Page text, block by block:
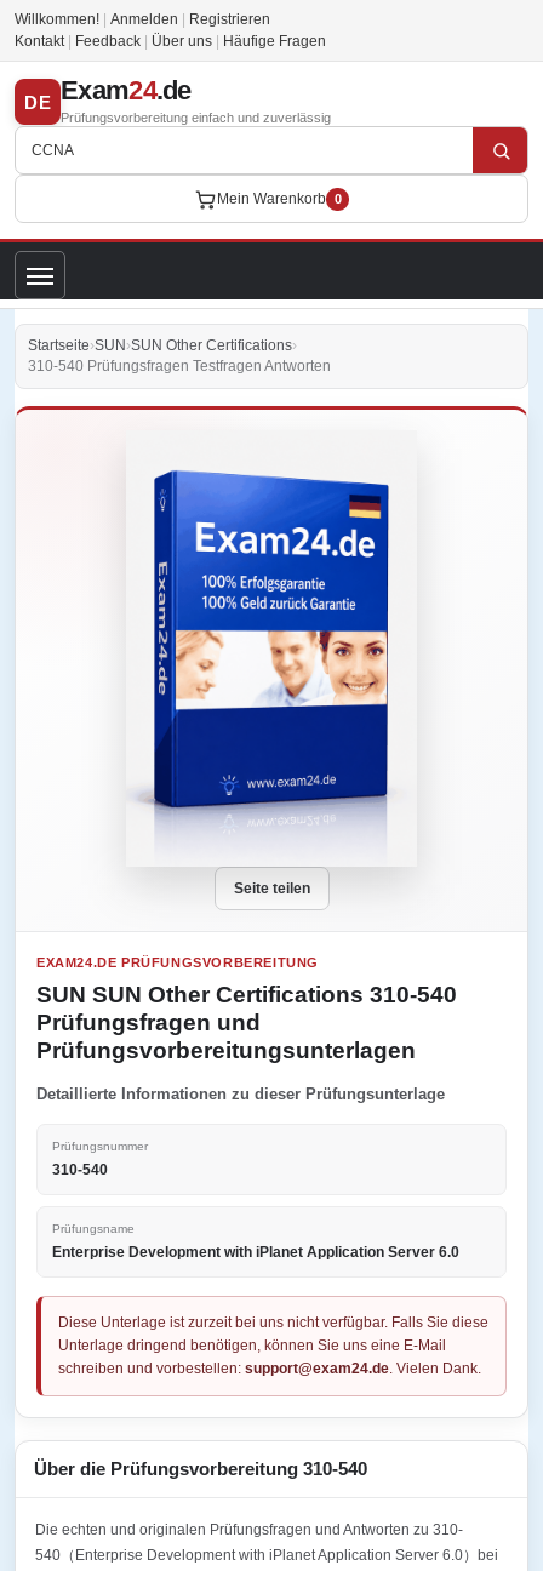
Willkommen! Anmelden
Registrieren
Kontakt
Feedback Über uns Häufige Fragen
DE Exam24.de
Prüfungsvorbereitung einfach und zuverlässig
Mein Warenkorb 0
Startseite›SUN ›SUN Other Certifications›
310-540 Prüfungsfragen Testfragen Antworten
Seite teilen
EXAM24.DE PRÜFUNGSVORBEREITUNG
SUN SUN Other Certifications 310-540
Prüfungsfragen und
Prüfungsvorbereitungsunterlagen
Detaillierte Informationen zu dieser Prüfungsunterlage
Prüfungsnummer
310-540
Prüfungsname
Enterprise Development with iPlanet Application Server 6.0
Diese Unterlage ist zurzeit bei uns nicht verfügbar. Falls Sie diese
Unterlage dringend benötigen, können Sie uns eine E-Mail
schreiben und vorbestellen: support@exam24.de. Vielen Dank.
Über die Prüfungsvorbereitung 310-540
Die echten und originalen Prüfungsfragen und Antworten zu 310-
540（Enterprise Development with iPlanet Application Server 6.0）bei